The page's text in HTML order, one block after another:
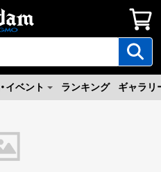
イベント ランキング ギャラリ